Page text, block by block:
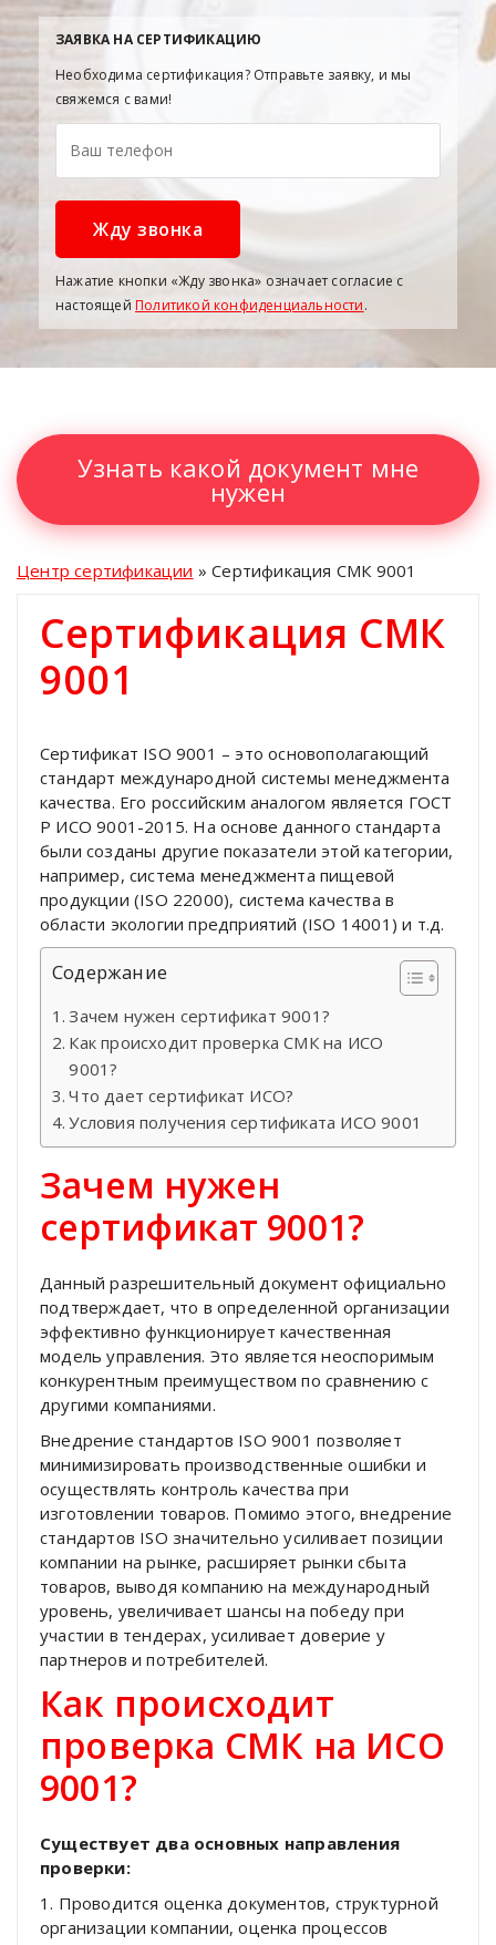
ЗАЯВКА НА СЕРТИФИКАЦИЮ
Необходима сертификация? Отправьте заявку, и мы
свяжемся с вами!
Нажатие кнопки «Жду звонка» означает согласие с
настоящей Политикой конфиденциальности.
Узнать какой документ мне
нужен
Центр сертификации »Сертификация СМК 9001
Сертификация СМК
9001
Сертификат ISO 9001 – это основополагающий
стандарт международной системы менеджмента
качества. Его российским аналогом является ГОСТ
Р ИСО 9001-2015. На основе данного стандарта
были созданы другие показатели этой категории,
например, система менеджмента пищевой
продукции (ISO 22000), система качества в
области экологии предприятий (ISO 14001) и т.д.
Содержание
Зачем нужен сертификат 9001?
Как происходит проверка СМК на ИСО
9001?
Что дает сертификат ИСО?
Условия получения сертификата ИСО 9001
Зачем нужен
сертификат 9001?
Данный разрешительный документ официально
подтверждает, что в определенной организации
эффективно функционирует качественная
модель управления. Это является неоспоримым
конкурентным преимуществом по сравнению с
другими компаниями.
Внедрение стандартов ISO 9001 позволяет
минимизировать производственные ошибки и
осуществлять контроль качества при
изготовлении товаров. Помимо этого, внедрение
стандартов ISO значительно усиливает позиции
компании на рынке, расширяет рынки сбыта
товаров, выводя компанию на международный
уровень, увеличивает шансы на победу при
участии в тендерах, усиливает доверие у
партнеров и потребителей.
Как происходит
проверка СМК на ИСО
9001?
Существует два основных направления
проверки:
1. Проводится оценка документов, структурной
организации компании, оценка процессов